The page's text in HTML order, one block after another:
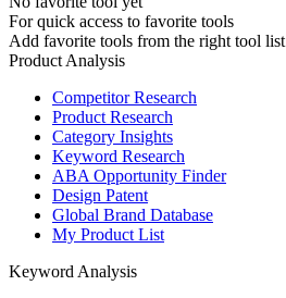
For quick access to favorite tools
Add favorite tools from the right tool list
Product Analysis
Competitor Research
Product Research
Category Insights
Keyword Research
ABA Opportunity Finder
Design Patent
Global Brand Database
My Product List
Keyword Analysis